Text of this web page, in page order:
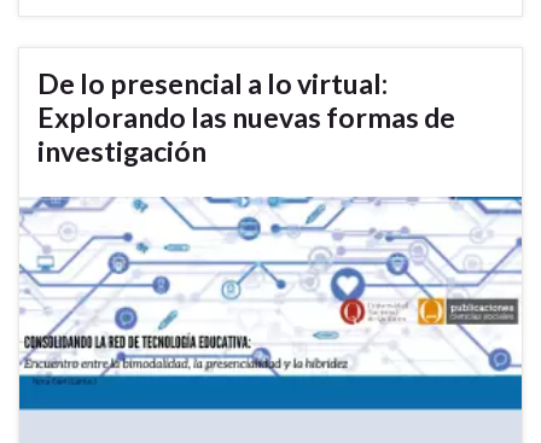
De lo presencial a lo virtual:
Explorando las nuevas formas de
investigación